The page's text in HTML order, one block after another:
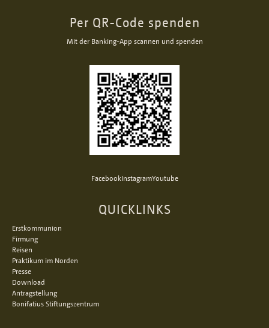
Per QR-Code spenden
Mit der Banking-App scannen und spenden
FacebookInstagramYoutube
QUICKLINKS
Erstkommunion
Firmung
Reisen
Praktikum im Norden
Presse
Download
Antragstellung
Bonifatius Stiftungszentrum